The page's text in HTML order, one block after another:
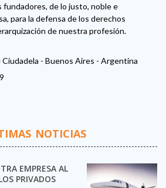
de lo justo, noble e
para la defensa de los derechos
de nuestra profesión.
- Buenos Aires - Argentina
NOTICIAS
EMPRESA AL
PRIVADOS